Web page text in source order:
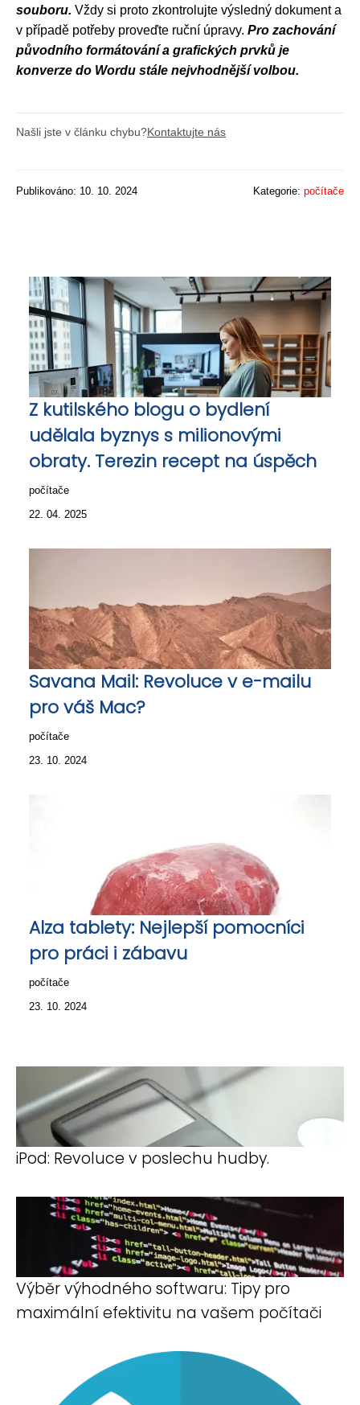
souboru. Vždy si proto zkontrolujte výsledný dokument a
v případě potřeby proveďte ruční úpravy. Pro zachování
původního formátování a grafických prvků je
konverze do Wordu stále nejvhodnější volbou.
Našli jste v článku chybu?Kontaktujte nás
Publikováno: 10. 10. 2024 Kategorie: počítače
Z kutilského blogu o bydlení
udělala byznys s milionovými
obraty. Terezin recept na úspěch
počítače
22. 04. 2025
Savana Mail: Revoluce v e-mailu
pro váš Mac?
počítače
23. 10. 2024
Alza tablety: Nejlepší pomocníci
pro práci i zábavu
počítače
23. 10. 2024
iPod: Revoluce v poslechu hudby.
Výběr výhodného softwaru: Tipy pro
maximální efektivitu na vašem počítači